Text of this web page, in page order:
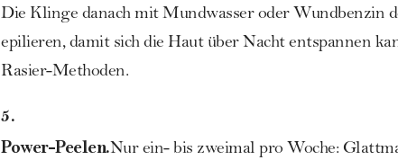
Die Klinge danach mit Mundwasser oder Wundbenzin
epilieren, damit sich die Haut über Nacht entspannen
Rasier-Methoden.
5.
Power-Peelen.Nur ein- bis zweimal pro Woche: